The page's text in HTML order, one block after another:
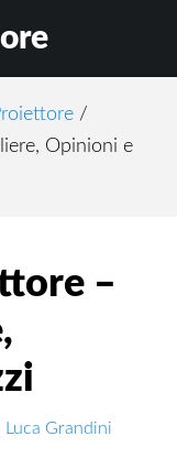
/
Opinioni e
–
Luca Grandini